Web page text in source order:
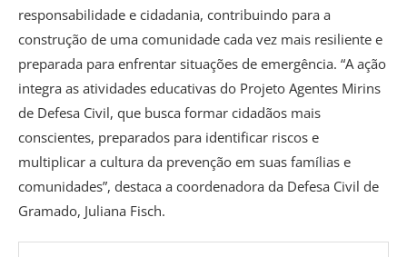
responsabilidade e cidadania, contribuindo para a
construção de uma comunidade cada vez mais resiliente e
preparada para enfrentar situações de emergência. “A ação
integra as atividades educativas do Projeto Agentes Mirins
de Defesa Civil, que busca formar cidadãos mais
conscientes, preparados para identificar riscos e
multiplicar a cultura da prevenção em suas famílias e
comunidades”, destaca a coordenadora da Defesa Civil de
Gramado, Juliana Fisch.